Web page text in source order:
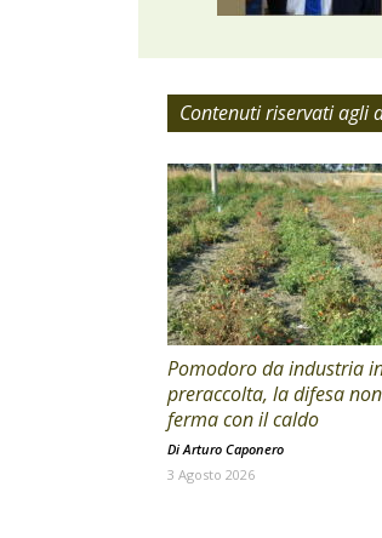
Contenuti riservati agli
Pomodoro da industria
preraccolta, la difesa
ferma con il caldo
Di Arturo Caponero
3 Agosto 2026